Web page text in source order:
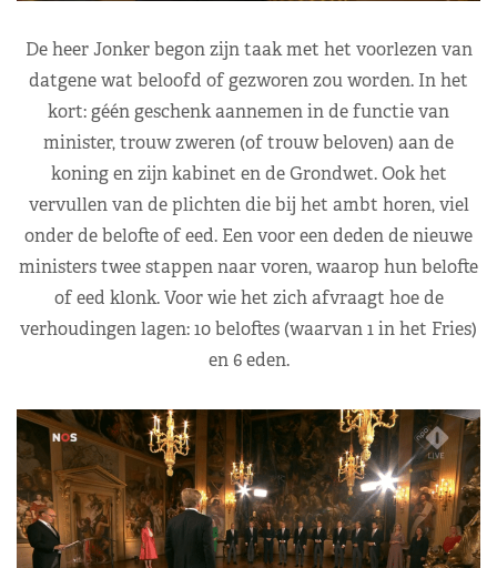
De heer Jonker begon zijn taak met het voorlezen van
datgene wat beloofd of gezworen zou worden. In het
kort: géén geschenk aannemen in de functie van
minister, trouw zweren (of trouw beloven) aan de
koning en zijn kabinet en de Grondwet. Ook het
vervullen van de plichten die bij het ambt horen, viel
onder de belofte of eed. Een voor een deden de nieuwe
ministers twee stappen naar voren, waarop hun belofte
of eed klonk. Voor wie het zich afvraagt hoe de
verhoudingen lagen: 10 beloftes (waarvan 1 in het Fries)
en 6 eden.